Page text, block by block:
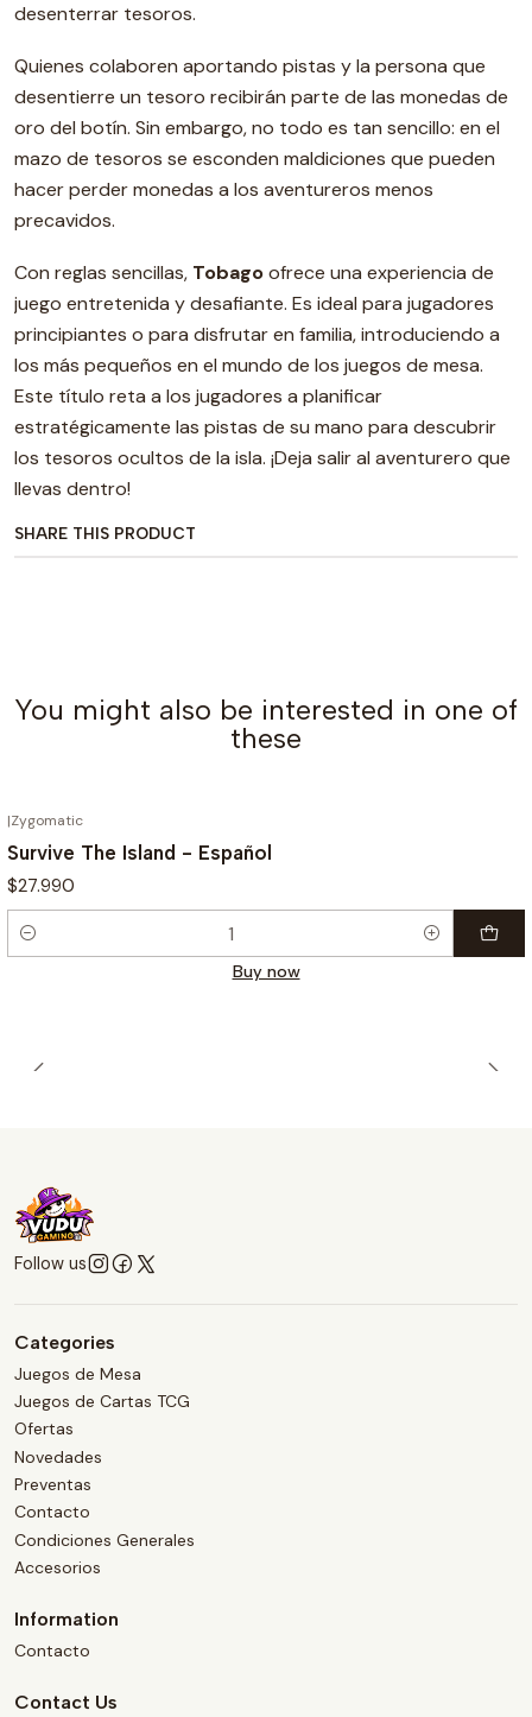
desenterrar tesoros.
Quienes colaboren aportando pistas y la persona que
desentierre un tesoro recibirán parte de las monedas de
oro del botín. Sin embargo, no todo es tan sencillo: en el
mazo de tesoros se esconden maldiciones que pueden
hacer perder monedas a los aventureros menos
precavidos.
Con reglas sencillas, Tobagoofrece una experiencia de
juego entretenida y desafiante. Es ideal para jugadores
principiantes o para disfrutar en familia, introduciendo a
los más pequeños en el mundo de los juegos de mesa.
Este título reta a los jugadores a planificar
estratégicamente las pistas de su mano para descubrir
los tesoros ocultos de la isla. ¡Deja salir al aventurero que
llevas dentro!
SHARE THIS PRODUCT
You might also be interested in one of
these
|Zygomatic
Survive The Island - Español
$27.990
Quantity
Buy now
Follow us
Categories
Juegos de Mesa
Juegos de Cartas TCG
Ofertas
Novedades
Preventas
Contacto
Condiciones Generales
Accesorios
Information
Contacto
Contact Us